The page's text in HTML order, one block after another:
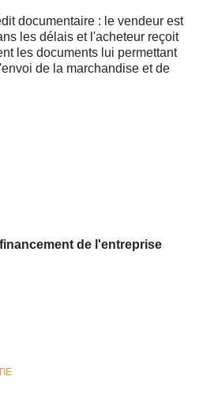
documentaire : le vendeur est
les délais et l'acheteur reçoit
les documents lui permettant
de la marchandise et de
de l'entreprise